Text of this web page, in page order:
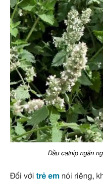
Dầu catnip ngăn
Đối với trẻ em nói riêng,